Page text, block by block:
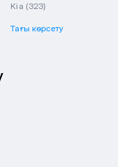
Kia (323)
Тағы көрсету